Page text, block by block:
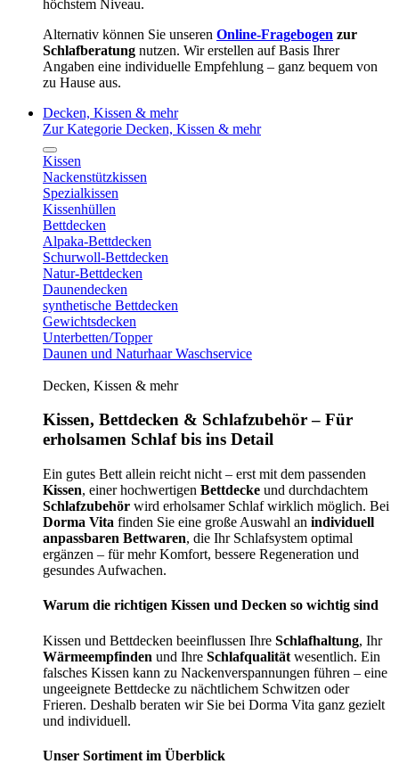
höchstem Niveau.
Alternativ können Sie unseren Online-Fragebogen zur
Schlafberatung nutzen. Wir erstellen auf Basis Ihrer
Angaben eine individuelle Empfehlung – ganz bequem von
zu Hause aus.
Decken, Kissen & mehr
Zur Kategorie Decken, Kissen & mehr
Kissen
Nackenstützkissen
Spezialkissen
Kissenhüllen
Bettdecken
Alpaka-Bettdecken
Schurwoll-Bettdecken
Natur-Bettdecken
Daunendecken
synthetische Bettdecken
Gewichtsdecken
Unterbetten/Topper
Daunen und Naturhaar Waschservice
Decken, Kissen & mehr
Kissen, Bettdecken & Schlafzubehör – Für
erholsamen Schlaf bis ins Detail
Ein gutes Bett allein reicht nicht – erst mit dem passenden
Kissen, einer hochwertigen Bettdecke und durchdachtem
Schlafzubehör wird erholsamer Schlaf wirklich möglich. Bei
Dorma Vita finden Sie eine große Auswahl an individuell
anpassbaren Bettwaren, die Ihr Schlafsystem optimal
ergänzen – für mehr Komfort, bessere Regeneration und
gesundes Aufwachen.
Warum die richtigen Kissen und Decken so wichtig sind
Kissen und Bettdecken beeinflussen Ihre Schlafhaltung, Ihr
Wärmeempfinden und Ihre Schlafqualität wesentlich. Ein
falsches Kissen kann zu Nackenverspannungen führen – eine
ungeeignete Bettdecke zu nächtlichem Schwitzen oder
Frieren. Deshalb beraten wir Sie bei Dorma Vita ganz gezielt
und individuell.
Unser Sortiment im Überblick